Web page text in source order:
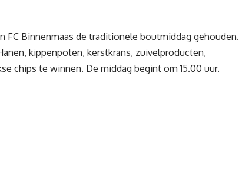
FC Binnenmaas de traditionele boutmiddag gehouden.
kippenpoten, kerstkrans, zuivelproducten,
chips te winnen. De middag begint om 15.00 uur.